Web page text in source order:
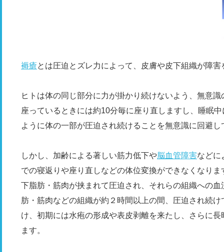
褥瘡とは圧迫とズレ力によって、皮膚や皮下組織が障
ヒトは体の同じ部分に力が掛かり続けないよう、無意
座っているときには約10分毎に座り直しますし、睡眠
ように体の一部が圧迫され続けることを無意識に回避し
しかし、加齢による著しい筋力低下や脳血管障害などに
での寝返りや座り直しなどの体位変換ができなくなり
下脂肪・筋肉が挟まれて圧迫され、それらの組織への
肪・筋肉などの組織が約２時間以上の間、圧迫され続
け、初期には水疱の形成や表皮剥離を来たし、さらに
ます。